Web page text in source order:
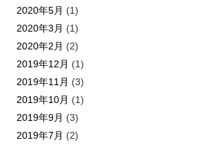
2020年5月 (1)
2020年3月 (1)
2020年2月 (2)
2019年12月 (1)
2019年11月 (3)
2019年10月 (1)
2019年9月 (3)
2019年7月 (2)